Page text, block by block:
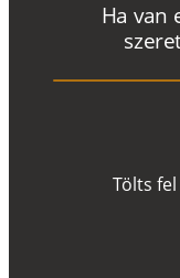
Tölts fel
Ha van
szere